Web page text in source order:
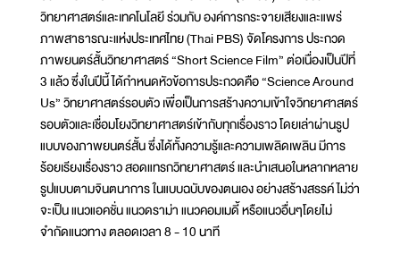
วิทยาศาสตร์และเทคโนโลยี ร่วมกับ องค์การกระจายเสียงและแพร่
ภาพสาธารณะแห่งประเทศไทย (Thai PBS) จัดโครงการ ประกวด
ภาพยนตร์สั้นวิทยาศาสตร์ “Short Science Film” ต่อเนื่องเป็นปีที่
3 แล้ว ซึ่งในปีนี้ ได้กำหนดหัวข้อการประกวดคือ “Science Around
Us” วิทยาศาสตร์รอบตัว เพื่อเป็นการสร้างความเข้าใจวิทยาศาสตร์
รอบตัวและเชื่อมโยงวิทยาศาสตร์เข้ากับทุกเรื่องราว โดยเล่าผ่านรูป
แบบของภาพยนตร์สั้น ซึ่งได้ทั้งความรู้และความเพลิดเพลิน มีการ
ร้อยเรียงเรื่องราว สอดแทรกวิทยาศาสตร์ และนำเสนอในหลากหลาย
รูปแบบตามจินตนาการ ในแบบฉบับของตนเอง อย่างสร้างสรรค์ ไม่ว่า
จะเป็น แนวแอคชั่น แนวดราม่า แนวคอมเมดี้ หรือแนวอื่นๆโดยไม่
จำกัดแนวทาง ตลอดเวลา 8 - 10 นาที